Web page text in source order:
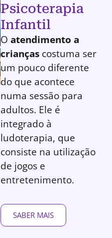
Psicoterapia
Infantil
O atendimento a
crianças costuma ser
um pouco diferente
do que acontece
numa sessão para
adultos. Ele é
integrado à
ludoterapia, que
consiste na utilização
de jogos e
entretenimento.
SABER MAIS